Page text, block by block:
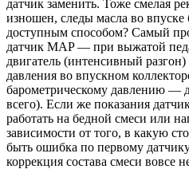
датчик заменить. Тоже смелая
изношен, следы масла во впуске
доступным способом? Самый
датчик MAP — при выжатой
двигатель (интенсивный
давления во впускном
барометрическому давлению —
всего). Если же показания
работать на бедной смеси или
зависимости от того, в какую
быть ошибка по первому
коррекция состава смеси вовсе